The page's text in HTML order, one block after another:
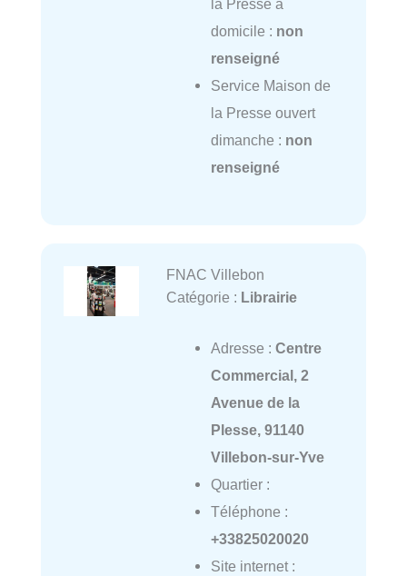
domicile : non
renseigné
Service Maison de
la Presse ouvert
dimanche : non
renseigné
FNAC Villebon
Catégorie : Librairie
Adresse : Centre
Commercial, 2
Avenue de la
Plesse, 91140
Villebon-sur-Yve
Quartier :
Téléphone :
+33825020020
Site internet :